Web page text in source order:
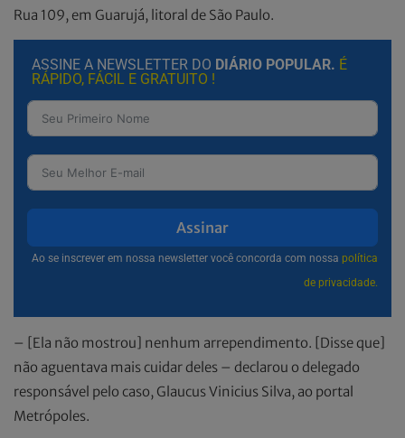
Rua 109, em Guarujá, litoral de São Paulo.
ASSINE A NEWSLETTER DO DIÁRIO POPULAR. É
RÁPIDO, FÁCIL E GRATUITO !
Assinar
Ao se inscrever em nossa newsletter você concorda com nossa política
de privacidade.
– [Ela não mostrou] nenhum arrependimento. [Disse que]
não aguentava mais cuidar deles – declarou o delegado
responsável pelo caso, Glaucus Vinicius Silva, ao portal
Metrópoles.